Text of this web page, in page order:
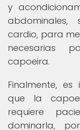
y
cardio, para
necesarias
capoeira.
Finalmente,
que la
requiere
dominarla,